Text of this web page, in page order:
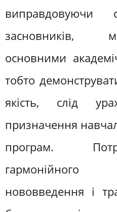
виправдовуючи
засновників,
основними
тобто
якість, слід
призначення
програм.
нововведення і